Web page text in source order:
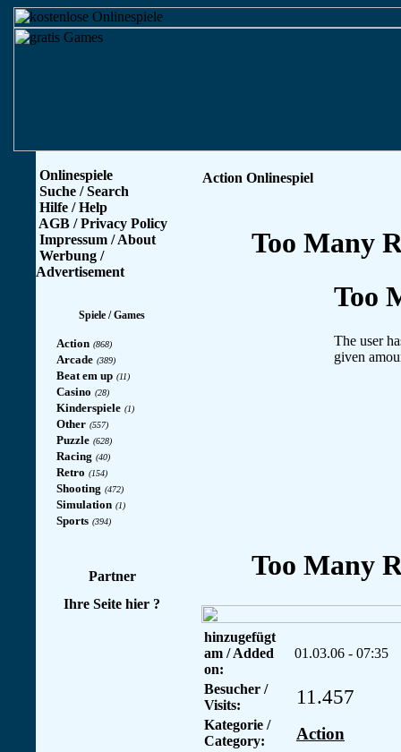
Onlinespiele
Suche / Search
Hilfe / Help
AGB / Privacy Policy
Impressum / About
Werbung /
Advertisement
Spiele / Games
Action (868)
Arcade (389)
Beat em up (11)
Casino (28)
Kinderspiele (1)
Other (557)
Puzzle (628)
Racing (40)
Retro (154)
Shooting (472)
Simulation (1)
Sports (394)
Partner
Ihre Seite hier ?
Action Onlinespiel
hinzugefügt
am / Added
on:
01.03.06 - 07:35
Besucher /
Visits:
11.457
Kategorie /
Category:
Action